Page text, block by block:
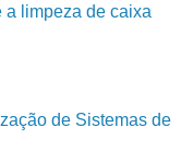
a limpeza de caixa
de Sistemas de